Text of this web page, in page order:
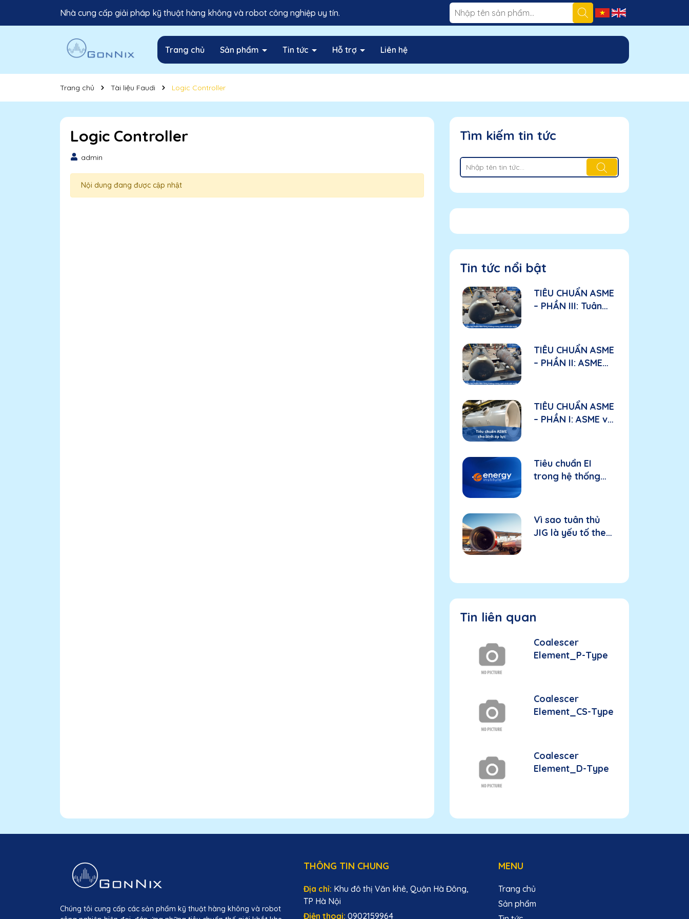
Nhà cung cấp giải pháp kỹ thuật hàng không và robot công nghiệp uy tín.
Trang chủ Sản phẩm Tin tức Hỗ trợ Liên hệ
Trang chủ Tài liệu Faudi Logic Controller
Logic Controller
admin
Nội dung đang được cập nhật
Tìm kiếm tin tức
Tin tức nổi bật
TIÊU CHUẨN ASME
– PHẦN III: Tuân
tố cần đánh giá
đối với nhà sản
xuất
TIÊU CHUẨN ASME
– PHẦN II: ASME
lọc nhiên liệu hàng
không?
TIÊU CHUẨN ASME
– PHẦN I: ASME và
áp lực
Tiêu chuẩn EI
trong hệ thống
cho thiết bị và
hiệu suất
Vì sao tuân thủ
JIG là yếu tố then
Tin liên quan
Coalescer
Element_P-Type
Coalescer
Element_CS-Type
Coalescer
Element_D-Type
Chúng tôi cung cấp các sản phẩm kỹ thuật hàng không và robot
THÔNG TIN CHUNG
Địa chỉ: Khu đô thị Văn khê, Quận Hà Đông,
TP Hà Nội
Điện thoại: 0902159964
MENU
Trang chủ
Sản phẩm